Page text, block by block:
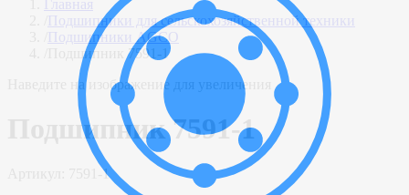
Главная
Подшипники для сельскохозяйственной техники
Подшипники AGCO
Подшипник 7591-1
Наведите на изображение для увеличения
Подшипник 7591-1
7591-1